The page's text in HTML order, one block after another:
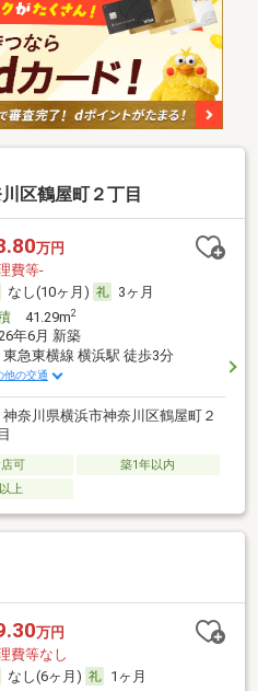
区鶴屋町２丁目
万円
費等-
なし(10ヶ月)
3ヶ月
41.29m2
年6月 新築
東急東横線 横浜駅 徒歩3分
他の交通
神奈川県横浜市神奈川区鶴屋町２
可
築1年以内
上
万円
費等なし
なし(6ヶ月)
1ヶ月